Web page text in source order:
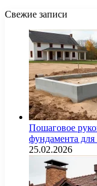
Свежие записи
Пошаговое
фундамента
25.02.2026